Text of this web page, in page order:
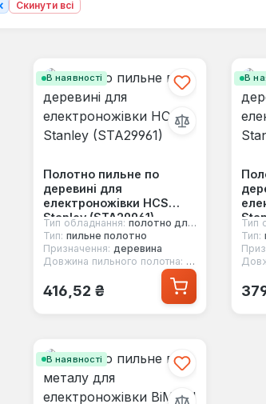
Скинути всі
В наявності
Полотно пильне по
деревині для
електроножівки HCS
Stanley (STA29961)
Тип обладнання: полотно для електроножівки
Тип: пильне полотно
Призначення: деревина
Довжина пильного полотна: 239 мм
Звичайна ціна:
416,52 ₴
В
Тип
Тип:
В наявності